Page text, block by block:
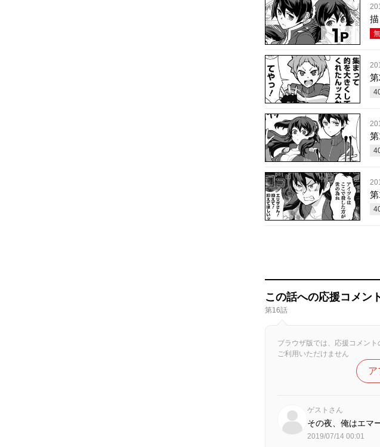
この話への応援コメン
第16話
ブラウザ版では、応援コメン
ご利用いただけません
ア
ゲストさん
その夜、俺はエマ
2019/07/14 00:01